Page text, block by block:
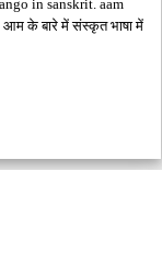
in sanskrit. aam
के बारे में संस्कृत भाषा में